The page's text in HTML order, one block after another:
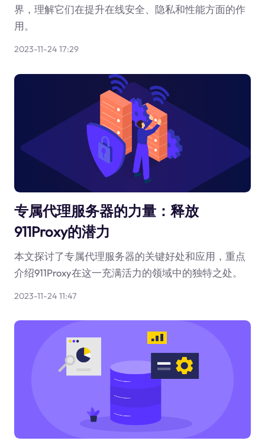
界，理解它们在提升在线安全、隐私和性能方面的作
用。
2023-11-24 17:29
专属代理服务器的力量：释放
911Proxy的潜力
本文探讨了专属代理服务器的关键好处和应用，重点
介绍911Proxy在这一充满活力的领域中的独特之处。
2023-11-24 11:47